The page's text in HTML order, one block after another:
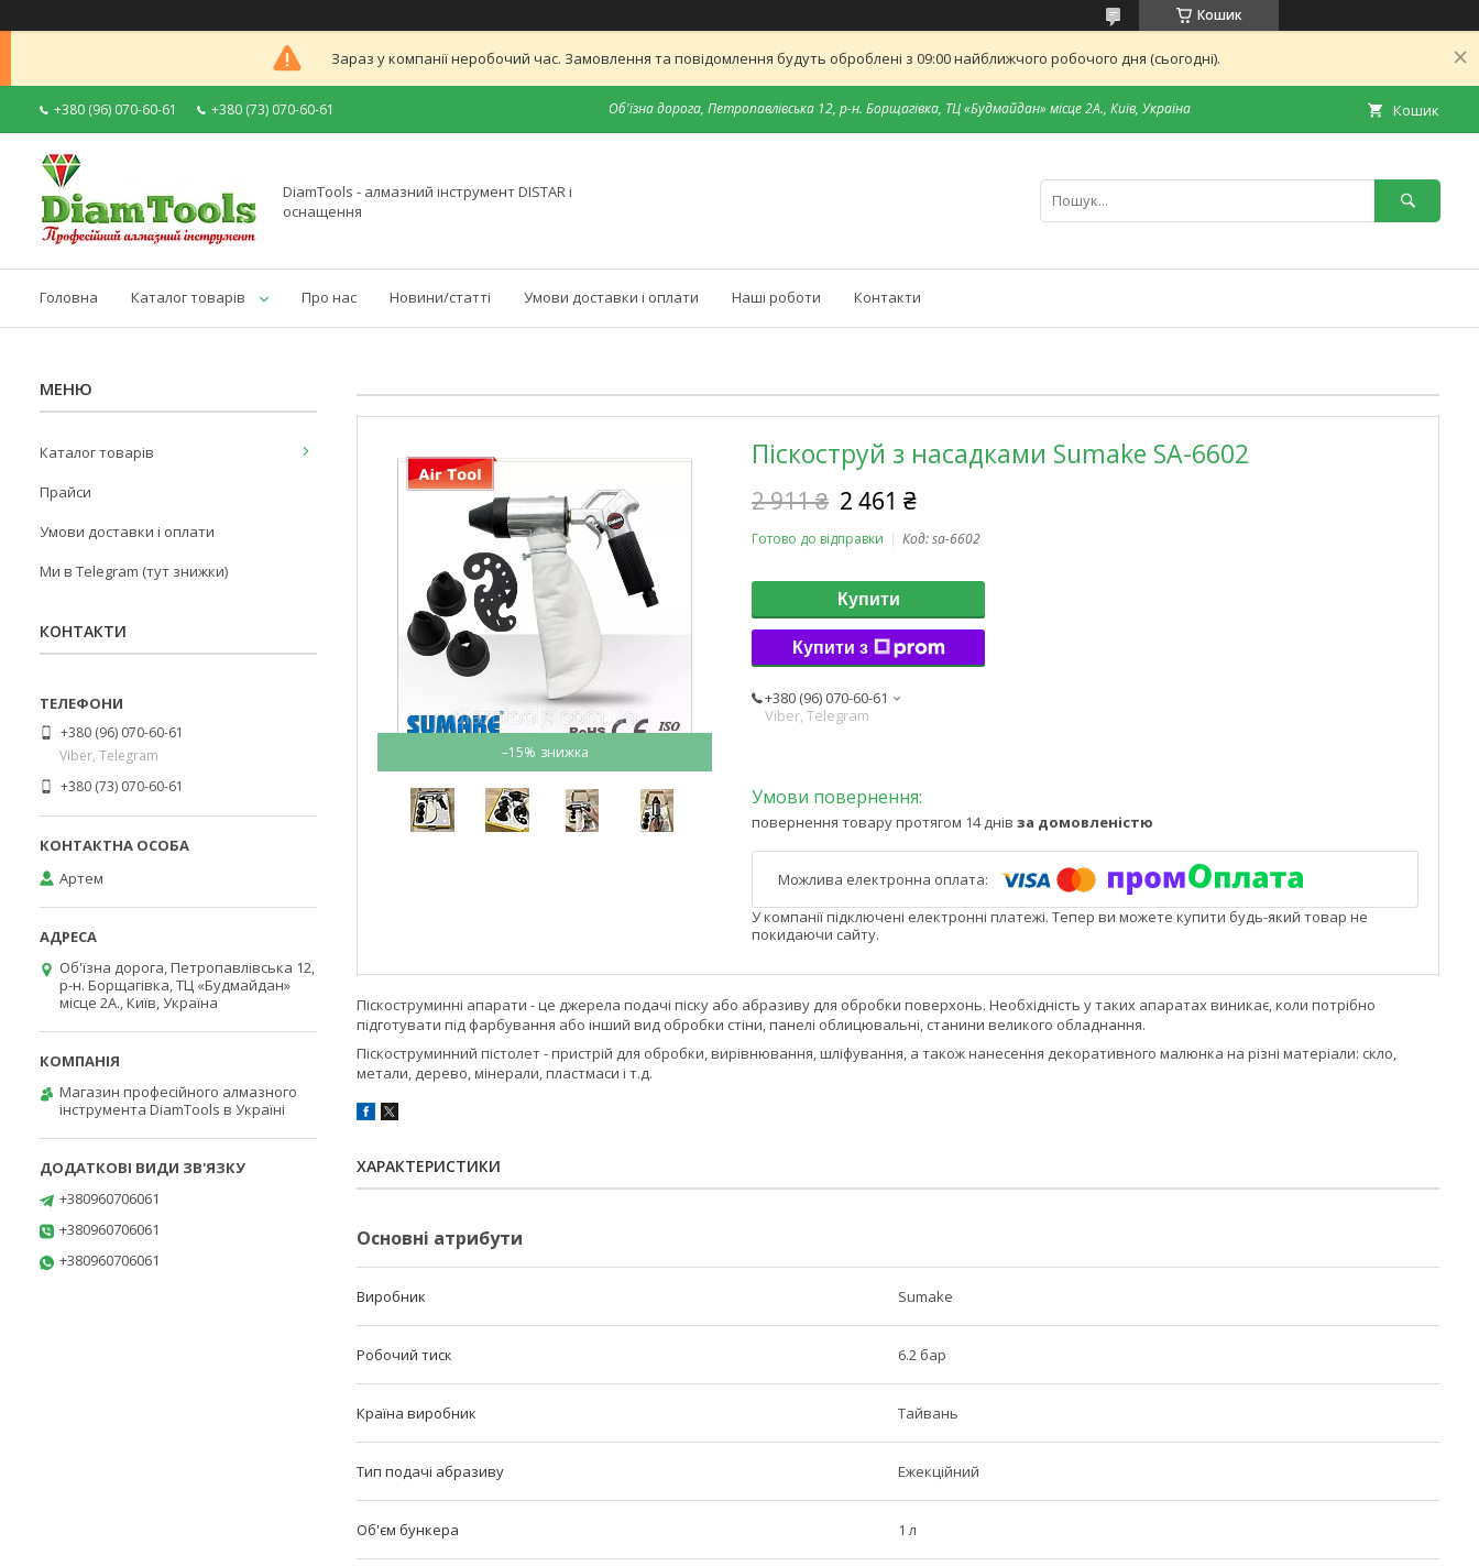
Кошик
Зараз у компанії неробочий час. Замовлення та повідомлення будуть оброблені з 09:00 найближчого робочого дня (сьогодні).
+380 (96) 070-60-61 +380 (73) 070-60-61 Об'їзна дорога, Петропавлівська 12, р-н. Борщагівка, ТЦ «Будмайдан» місце 2А., Київ, Україна Кошик
DiamTools - алмазний інструмент DISTAR і
оснащення
Головна Каталог товарів Про нас Новини/статті Умови доставки і оплати Наші роботи Контакти
–15%
Піскоструй з насадками Sumake SA-6602
2 911 ₴ 2 461 ₴
Готово до відправки Код:sa-6602
Купити
Купити з
+380 (96) 070-60-61
Viber, Telegram
повернення товару протягом 14 днів за домовленістю
У компанії підключені електронні платежі. Тепер ви можете купити будь-який товар не
покидаючи сайту.
Піскоструминні апарати - це джерела подачі піску або абразиву для обробки поверхонь. Необхідність у таких апаратах виникає, коли потрібно
підготувати під фарбування або інший вид обробки стіни, панелі облицювальні, станини великого обладнання.
Піскоструминний пістолет - пристрій для обробки, вирівнювання, шліфування, а також нанесення декоративного малюнка на різні матеріали: скло,
метали, дерево, мінерали, пластмаси і т.д.
ХАРАКТЕРИСТИКИ
Основні атрибути
Виробник Sumake
Робочий тиск 6.2 бар
Країна виробник Тайвань
Тип подачі абразиву Ежекційний
Об'єм бункера 1 л
Каталог товарів
Прайси
Умови доставки і оплати
Ми в Telegram (тут знижки)
КОНТАКТИ
+380 (96) 070-60-61
Viber, Telegram
+380 (73) 070-60-61
Артем
Об'їзна дорога, Петропавлівська 12,
р-н. Борщагівка, ТЦ «Будмайдан»
місце 2А., Київ, Україна
Магазин професійного алмазного
інструмента DiamTools в Україні
+380960706061
+380960706061
+380960706061